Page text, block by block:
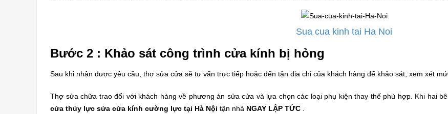
Sua cua kinh tai Ha Noi
Bước 2 : Khảo sát công trình cửa kính bị hỏng
Sau khi nhận được yêu cầu, thợ sửa cửa sẽ tư vấn trực tiếp hoặc đến tận địa chỉ của khách hàng để khảo sát, xem xét
Thợ sửa chữa trao đổi với khách hàng về phương án sửa cửa và lựa chọn các loại phụ kiện thay thế phù hợp. Khi hai
cửa thủy lực sửa cửa kính cường lực tại Hà Nội tận nhà NGAY LẬP TỨC